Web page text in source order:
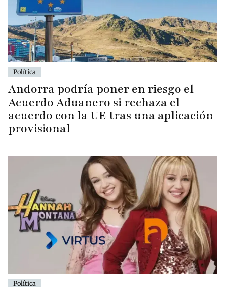
Política
Andorra podría poner en riesgo el
Acuerdo Aduanero si rechaza el
acuerdo con la UE tras una aplicación
provisional
Política